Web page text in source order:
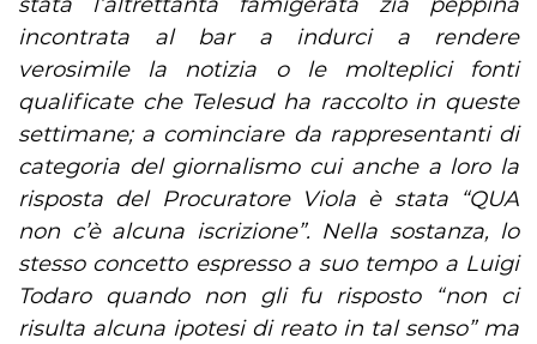
incontrata al bar a indurci a rendere
verosimile la notizia o le molteplici fonti
qualificate che Telesud ha raccolto in queste
settimane; a cominciare da rappresentanti di
categoria del giornalismo cui anche a loro la
risposta del Procuratore Viola è stata “QUA
non c’è alcuna iscrizione”. Nella sostanza, lo
stesso concetto espresso a suo tempo a Luigi
Todaro quando non gli fu risposto “non ci
risulta alcuna ipotesi di reato in tal senso” ma